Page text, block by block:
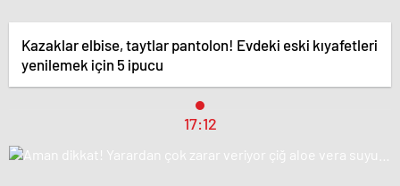
Kazaklar elbise, taytlar pantolon! Evdeki eski kıyafetleri
yenilemek için 5 ipucu
17:12